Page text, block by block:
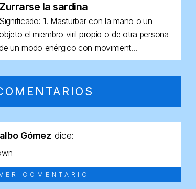
Zurrarse la sardina
Significado: 1. Masturbar con la mano o un
el miembro viril propio o de otra persona
un modo enérgico con movimient...
Gómez dice:
COMENTARIO